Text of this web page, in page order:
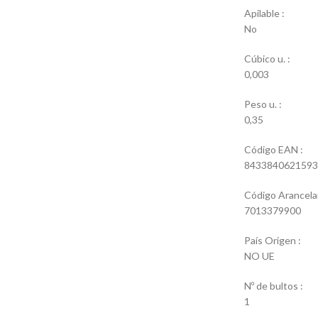
Apilable :
No
Cúbico u. :
0,003
Peso u. :
0,35
Código EAN :
8433840621593
Código
7013379900
País Origen :
NO UE
Nº de bultos :
1